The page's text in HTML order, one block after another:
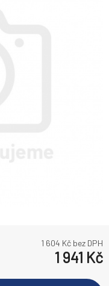
1 604 Kč bez DPH
1 941 Kč